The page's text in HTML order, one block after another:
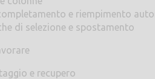
e riempimento
di selezione e spostamento
e recupero